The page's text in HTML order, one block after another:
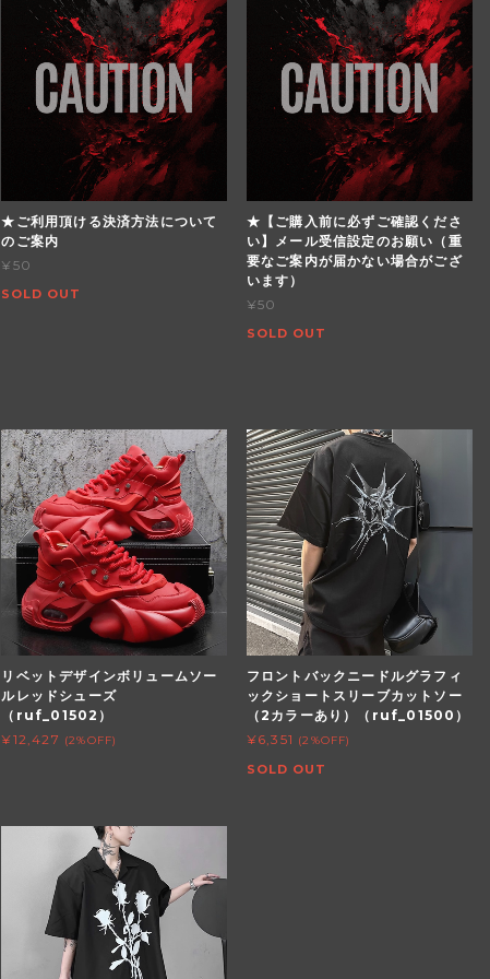
★ご利用頂ける決済方法について
のご案内
¥50
SOLD OUT
★【ご購入前に必ずご確認くださ
い】メール受信設定のお願い（重
要なご案内が届かない場合がござ
います）
¥50
SOLD OUT
リベットデザインボリュームソー
ルレッドシューズ
（ruf_01502）
¥12,427 (2%OFF)
フロントバックニードルグラフィ
ックショートスリーブカットソー
（2カラーあり）（ruf_01500）
¥6,351 (2%OFF)
SOLD OUT